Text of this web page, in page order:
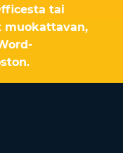
tai
muokattavan,